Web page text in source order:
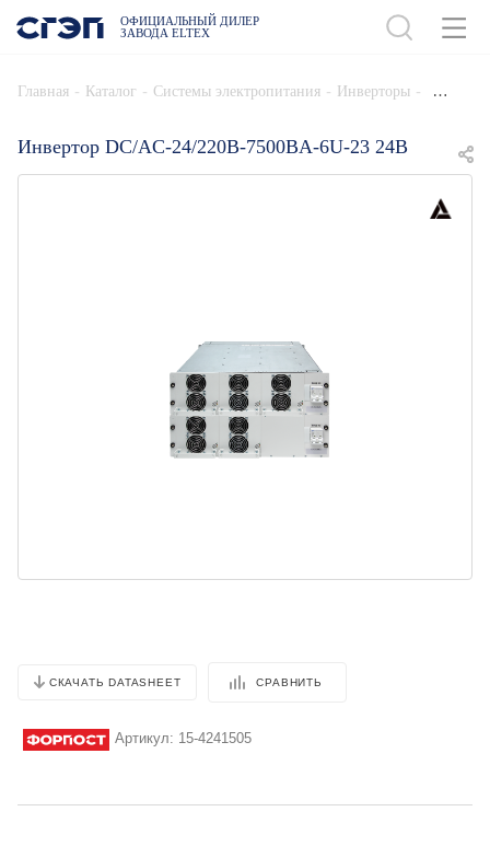
ОФИЦИАЛЬНЫЙ ДИЛЕР
ЗАВОДА ELTEX
Главная - Каталог - Системы электропитания - Инверторы -
Инвертор DC/AC-24/220B-7500BA-6U-23 24В
СКАЧАТЬ DATASHEET СРАВНИТЬ
Артикул: 15-4241505